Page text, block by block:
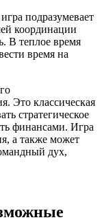
подразумевает
координации
В теплое время
время на
Это классическая
стратегическое
финансами. Игра
а также может
дух,